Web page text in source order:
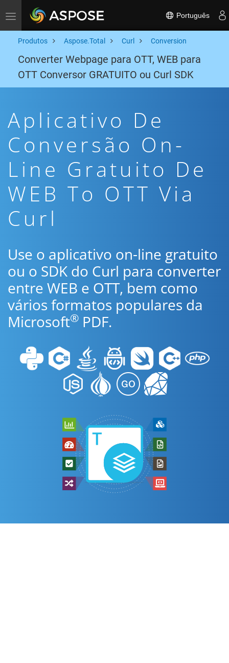
Toggle navigation Português
Produtos Aspose.Total Curl Conversion
Converter Webpage para OTT, WEB para
OTT Conversor GRATUITO ou Curl SDK
Aplicativo De
Conversão On-
Line Gratuito De
WEB To OTT Via
Curl
Use o aplicativo on-line gratuito
ou o SDK do Curl para converter
entre WEB e OTT, bem como
vários formatos populares da
Microsoft® PDF.